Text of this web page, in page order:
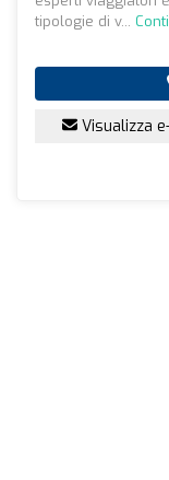
tipologie di v...
Visualizza